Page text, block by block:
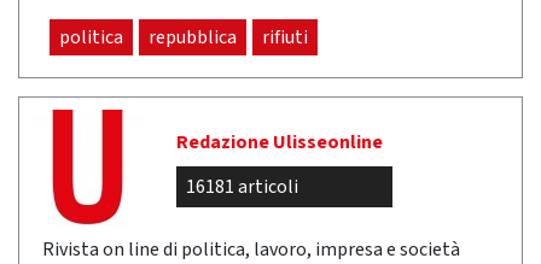
politica repubblica rifiuti
Redazione Ulisseonline
16181 articoli
Rivista on line di politica, lavoro, impresa e società